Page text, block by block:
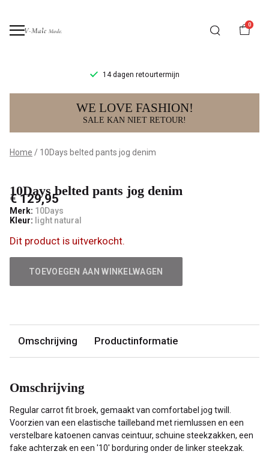
0
14 dagen retourtermijn
10Days
belted
pants
denim
V-
male
WE LOVE FASHION!
SALE KAN NIET RETOUR!
Home 10Days belted pants jog denim
10Days belted pants jog denim
€ 129,95
Merk: 10Days
Kleur: light natural
Dit product is uitverkocht.
TOEVOEGEN AAN WINKELWAGEN
Omschrijving Productinformatie
Omschrijving
Regular carrot fit broek, gemaakt van comfortabel jog twill.
Voorzien van een elastische tailleband met riemlussen en een
verstelbare katoenen canvas ceintuur, schuine steekzakken, een
fake achterzak en een '10' borduring onder de linker steekzak.